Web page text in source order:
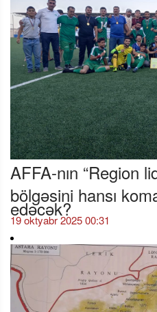
AFFA-nın “Region
bölgəsini hansı
edəcək?
19 oktyabr 2025 00:31